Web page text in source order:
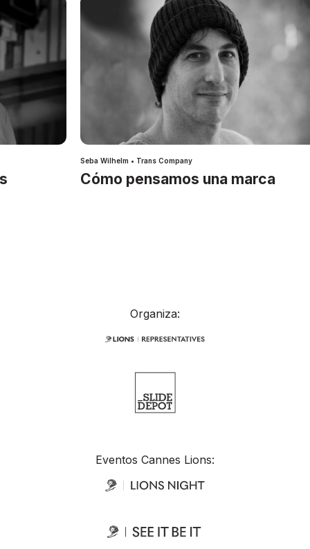
Seba Wilhelm • Trans Company
Cómo pensamos una marca
Organiza:
Eventos Cannes Lions: